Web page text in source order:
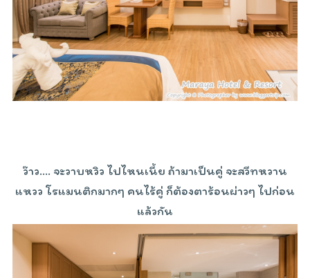
ว๊าว…. จะวาบหวิว ไปไหนเนี้ย ถ้ามาเป็นคู่ จะสวีทหวาน
แหวว โรแมนติกมากๆ คนไร้คู่ ก็ต้องตาร้อนผ่าวๆ ไปก่อน
แล้วกัน